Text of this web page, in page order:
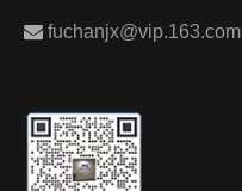
 fuchanjx@vip.163.com